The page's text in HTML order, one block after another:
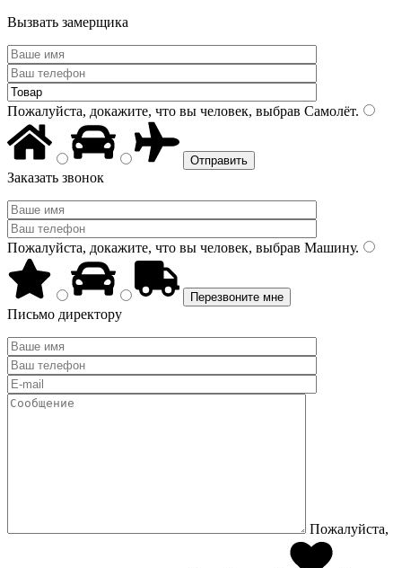
Вызвать замерщика
Пожалуйста, докажите, что вы человек, выбрав Самолёт.
Заказать звонок
Пожалуйста, докажите, что вы человек, выбрав Машину.
Письмо директору
Пожалуйста,